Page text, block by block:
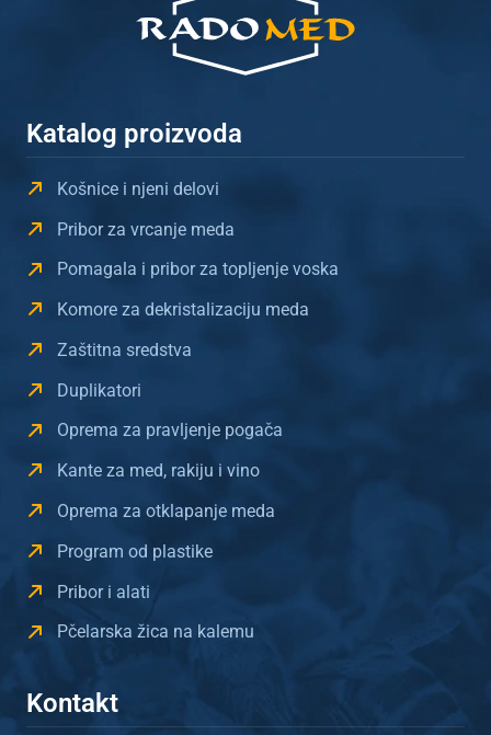
Katalog proizvoda
Košnice i njeni delovi
Pribor za vrcanje meda
Pomagala i pribor za topljenje voska
Komore za dekristalizaciju meda
Zaštitna sredstva
Duplikatori
Oprema za pravljenje pogača
Kante za med, rakiju i vino
Oprema za otklapanje meda
Program od plastike
Pribor i alati
Pčelarska žica na kalemu
Kontakt